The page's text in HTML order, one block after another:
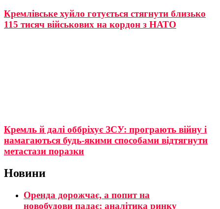
Кремлівське хуйло готується стягнути близько
115 тисяч військових на кордон з НАТО
Кремль й далі оббріхує ЗСУ: програють війну і
намагаються будь-якими способами відтягнути
метастази поразки
Новини
Оренда дорожчає, а попит на
новобудови падає: аналітика ринку